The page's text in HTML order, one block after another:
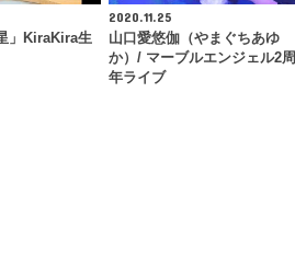
」KiraKira生
2020.11.25
山口愛悠伽（やまぐちあゆ
か）/ マーブルエンジェル2周
年ライブ